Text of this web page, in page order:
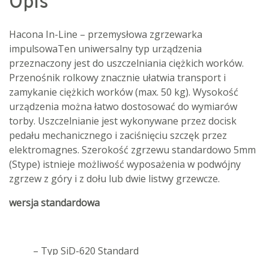
Hacona In-Line – przemysłowa zgrzewarka
impulsowaTen uniwersalny typ urządzenia
przeznaczony jest do uszczelniania ciężkich worków.
Przenośnik rolkowy znacznie ułatwia transport i
zamykanie ciężkich worków (max. 50 kg). Wysokość
urządzenia można łatwo dostosować do wymiarów
torby. Uszczelnianie jest wykonywane przez docisk
pedału mechanicznego i zaciśnięciu szczęk przez
elektromagnes. Szerokość zgrzewu standardowo 5mm
(Stype) istnieje możliwość wyposażenia w podwójny
zgrzew z góry i z dołu lub dwie listwy grzewcze.
wersja standardowa
– Typ SiD-620 Standard